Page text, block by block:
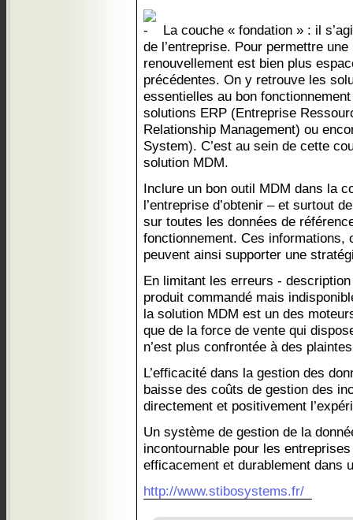
La couche « fondation » : il
de l’entreprise. Pour permettre
renouvellement est bien plus
précédentes. On y retrouve les
essentielles au bon
solutions ERP (Entreprise
Relationship Management) ou
System). C’est au sein de cette
solution MDM.
Inclure un bon outil MDM dans la
l’entreprise d’obtenir – et surtout
sur toutes les données de
fonctionnement. Ces informations,
peuvent ainsi supporter une
En limitant les erreurs -
produit commandé mais
la solution MDM est un des
que de la force de vente qui
n’est plus confrontée à des
L’efficacité dans la gestion des
baisse des coûts de gestion des
directement et positivement
Un système de gestion de la
incontournable pour les
efficacement et durablement dans
http://www.stibosystems.fr/